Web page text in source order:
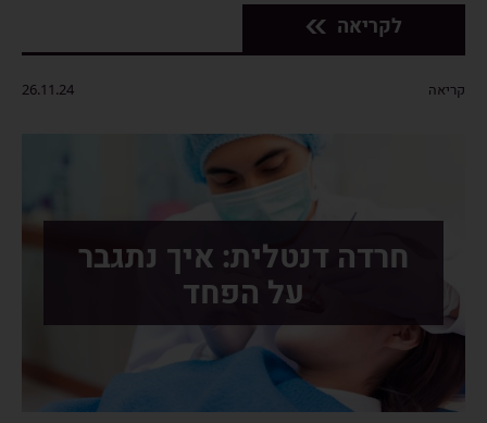
לקריאה
קריאה 26.11.24
חרדה דנטלית: איך נתגבר
על הפחד